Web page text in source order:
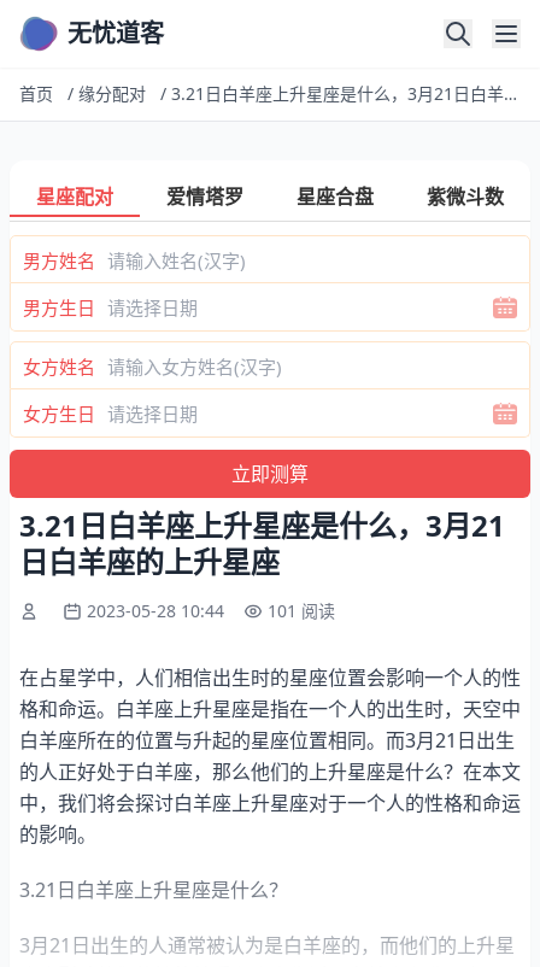
无忧道客
首页 / 缘分配对 / 3.21日白羊座上升星座是什么，3月21日白羊座的上升星座
星座配对 爱情塔罗 星座合盘 紫微斗数
男方姓名
男方生日
女方姓名
女方生日
3.21日白羊座上升星座是什么，3月21
日白羊座的上升星座
2023-05-28 10:44 101 阅读
在占星学中，人们相信出生时的星座位置会影响一个人的性
格和命运。白羊座上升星座是指在一个人的出生时，天空中
白羊座所在的位置与升起的星座位置相同。而3月21日出生
的人正好处于白羊座，那么他们的上升星座是什么？在本文
中，我们将会探讨白羊座上升星座对于一个人的性格和命运
的影响。
3.21日白羊座上升星座是什么？
3月21日出生的人通常被认为是白羊座的，而他们的上升星